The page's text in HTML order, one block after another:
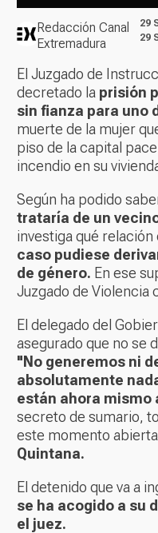
Redacción Canal
Extremadura
29
29
El Juzgado de
decretado la prisión
sin fianza para uno
muerte de la mujer
piso de la capital
incendio en su
Según ha podido
trataría de un
investiga qué
caso pudiese
de género. En ese
Juzgado de Violencia
El delegado del
asegurado que no se
"No generemos ni
absolutamente
están ahora mismo
secreto de sumario,
este momento
Quintana.
El detenido que va a
se ha acogido a su
el juez.